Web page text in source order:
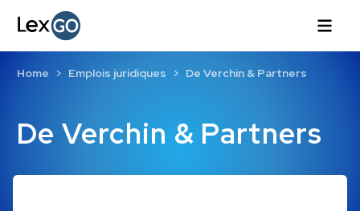
De Verchin & Partners
Home Emplois juridiques De Verchin & Partners